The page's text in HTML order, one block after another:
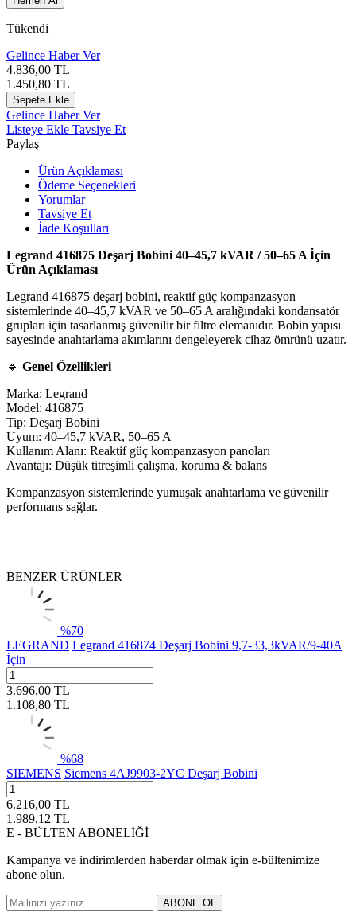
Tükendi
Gelince Haber Ver
4.836,00 TL
1.450,80 TL
Sepete Ekle
Gelince Haber Ver
Listeye Ekle Tavsiye Et
Paylaş
Ürün Açıklaması
Ödeme Seçenekleri
Yorumlar
Tavsiye Et
İade Koşulları
Legrand 416875 Deşarj Bobini 40–45,7 kVAR / 50–65 A İçin
Ürün Açıklaması
Legrand 416875 deşarj bobini, reaktif güç kompanzasyon
sistemlerinde 40–45,7 kVAR ve 50–65 A aralığındaki kondansatör
grupları için tasarlanmış güvenilir bir filtre elemanıdır. Bobin yapısı
sayesinde anahtarlama akımlarını dengeleyerek cihaz ömrünü uzatır.
🔹 Genel Özellikleri
Marka: Legrand
Model: 416875
Tip: Deşarj Bobini
Uyum: 40–45,7 kVAR, 50–65 A
Kullanım Alanı: Reaktif güç kompanzasyon panoları
Avantajı: Düşük titreşimli çalışma, koruma & balans
Kompanzasyon sistemlerinde yumuşak anahtarlama ve güvenilir
performans sağlar.
BENZER ÜRÜNLER
%70
LEGRAND Legrand 416874 Deşarj Bobini 9,7-33,3kVAR/9-40A
İçin
3.696,00 TL
1.108,80 TL
%68
SIEMENS Siemens 4AJ9903-2YC Deşarj Bobini
6.216,00 TL
1.989,12 TL
E - BÜLTEN ABONELİĞİ
Kampanya ve indirimlerden haberdar olmak için e-bültenimize
abone olun.
ABONE OL